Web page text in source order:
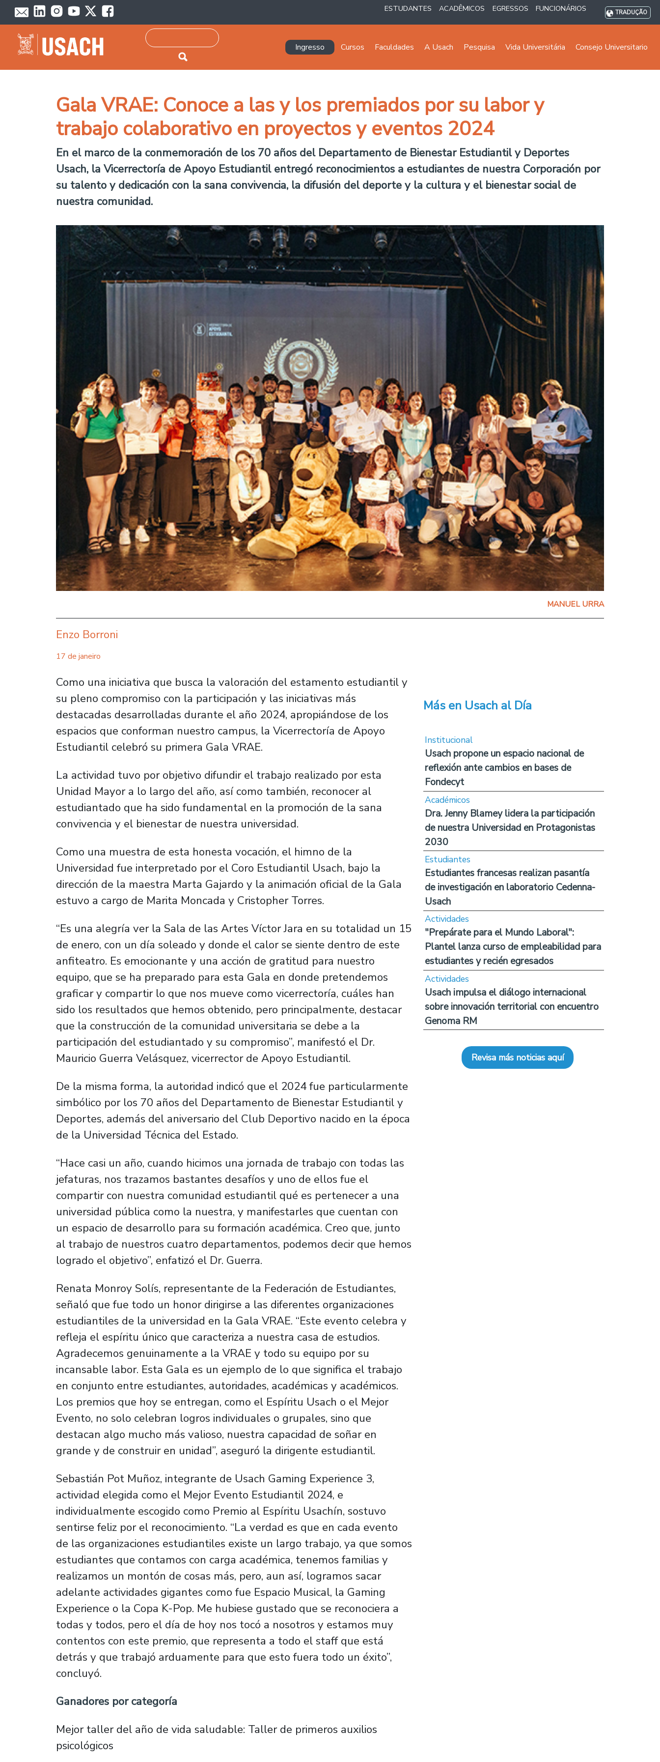
Passar para o conteúdo principal ESTUDANTES ACADÊMICOS EGRESSOS FUNCIONÁRIOS TRADUÇÃO
Pesquisar
Navegación principal
Ingresso Cursos Faculdades A Usach Pesquisa Vida Universitária Consejo Universitario
Gala VRAE: Conoce a las y los premiados por su labor y
trabajo colaborativo en proyectos y eventos 2024
En el marco de la conmemoración de los 70 años del Departamento de Bienestar Estudiantil y Deportes
Usach, la Vicerrectoría de Apoyo Estudiantil entregó reconocimientos a estudiantes de nuestra Corporación por
su talento y dedicación con la sana convivencia, la difusión del deporte y la cultura y el bienestar social de
nuestra comunidad.
MANUEL URRA
Enzo Borroni
17 de janeiro
Como una iniciativa que busca la valoración del estamento estudiantil y
su pleno compromiso con la participación y las iniciativas más
destacadas desarrolladas durante el año 2024, apropiándose de los
espacios que conforman nuestro campus, la Vicerrectoría de Apoyo
Estudiantil celebró su primera Gala VRAE.
La actividad tuvo por objetivo difundir el trabajo realizado por esta
Unidad Mayor a lo largo del año, así como también, reconocer al
estudiantado que ha sido fundamental en la promoción de la sana
convivencia y el bienestar de nuestra universidad.
Como una muestra de esta honesta vocación, el himno de la
Universidad fue interpretado por el Coro Estudiantil Usach, bajo la
dirección de la maestra Marta Gajardo y la animación oficial de la Gala
estuvo a cargo de Marita Moncada y Cristopher Torres.
“Es una alegría ver la Sala de las Artes Víctor Jara en su totalidad un 15
de enero, con un día soleado y donde el calor se siente dentro de este
anfiteatro. Es emocionante y una acción de gratitud para nuestro
equipo, que se ha preparado para esta Gala en donde pretendemos
graficar y compartir lo que nos mueve como vicerrectoría, cuáles han
sido los resultados que hemos obtenido, pero principalmente, destacar
que la construcción de la comunidad universitaria se debe a la
participación del estudiantado y su compromiso”, manifestó el Dr.
Mauricio Guerra Velásquez, vicerrector de Apoyo Estudiantil.
De la misma forma, la autoridad indicó que el 2024 fue particularmente
simbólico por los 70 años del Departamento de Bienestar Estudiantil y
Deportes, además del aniversario del Club Deportivo nacido en la época
de la Universidad Técnica del Estado.
“Hace casi un año, cuando hicimos una jornada de trabajo con todas las
jefaturas, nos trazamos bastantes desafíos y uno de ellos fue el
compartir con nuestra comunidad estudiantil qué es pertenecer a una
universidad pública como la nuestra, y manifestarles que cuentan con
un espacio de desarrollo para su formación académica. Creo que, junto
al trabajo de nuestros cuatro departamentos, podemos decir que hemos
logrado el objetivo”, enfatizó el Dr. Guerra.
Renata Monroy Solís, representante de la Federación de Estudiantes,
señaló que fue todo un honor dirigirse a las diferentes organizaciones
estudiantiles de la universidad en la Gala VRAE. “Este evento celebra y
refleja el espíritu único que caracteriza a nuestra casa de estudios.
Agradecemos genuinamente a la VRAE y todo su equipo por su
incansable labor. Esta Gala es un ejemplo de lo que significa el trabajo
en conjunto entre estudiantes, autoridades, académicas y académicos.
Los premios que hoy se entregan, como el Espíritu Usach o el Mejor
Evento, no solo celebran logros individuales o grupales, sino que
destacan algo mucho más valioso, nuestra capacidad de soñar en
grande y de construir en unidad”, aseguró la dirigente estudiantil.
Sebastián Pot Muñoz, integrante de Usach Gaming Experience 3,
actividad elegida como el Mejor Evento Estudiantil 2024, e
individualmente escogido como Premio al Espíritu Usachín, sostuvo
sentirse feliz por el reconocimiento. “La verdad es que en cada evento
de las organizaciones estudiantiles existe un largo trabajo, ya que somos
estudiantes que contamos con carga académica, tenemos familias y
realizamos un montón de cosas más, pero, aun así, logramos sacar
adelante actividades gigantes como fue Espacio Musical, la Gaming
Experience o la Copa K-Pop. Me hubiese gustado que se reconociera a
todas y todos, pero el día de hoy nos tocó a nosotros y estamos muy
contentos con este premio, que representa a todo el staff que está
detrás y que trabajó arduamente para que esto fuera todo un éxito”,
concluyó.
Ganadores por categoría
Mejor taller del año de vida saludable: Taller de primeros auxilios
psicológicos
Más en Usach al Día
Institucional
Usach propone un espacio nacional de
reflexión ante cambios en bases de
Fondecyt
Académicos
Dra. Jenny Blamey lidera la participación
de nuestra Universidad en Protagonistas
2030
Estudiantes
Estudiantes francesas realizan pasantía
de investigación en laboratorio Cedenna-
Usach
Actividades
"Prepárate para el Mundo Laboral":
Plantel lanza curso de empleabilidad para
estudiantes y recién egresados
Actividades
Usach impulsa el diálogo internacional
sobre innovación territorial con encuentro
Genoma RM
Revisa más noticias aquí